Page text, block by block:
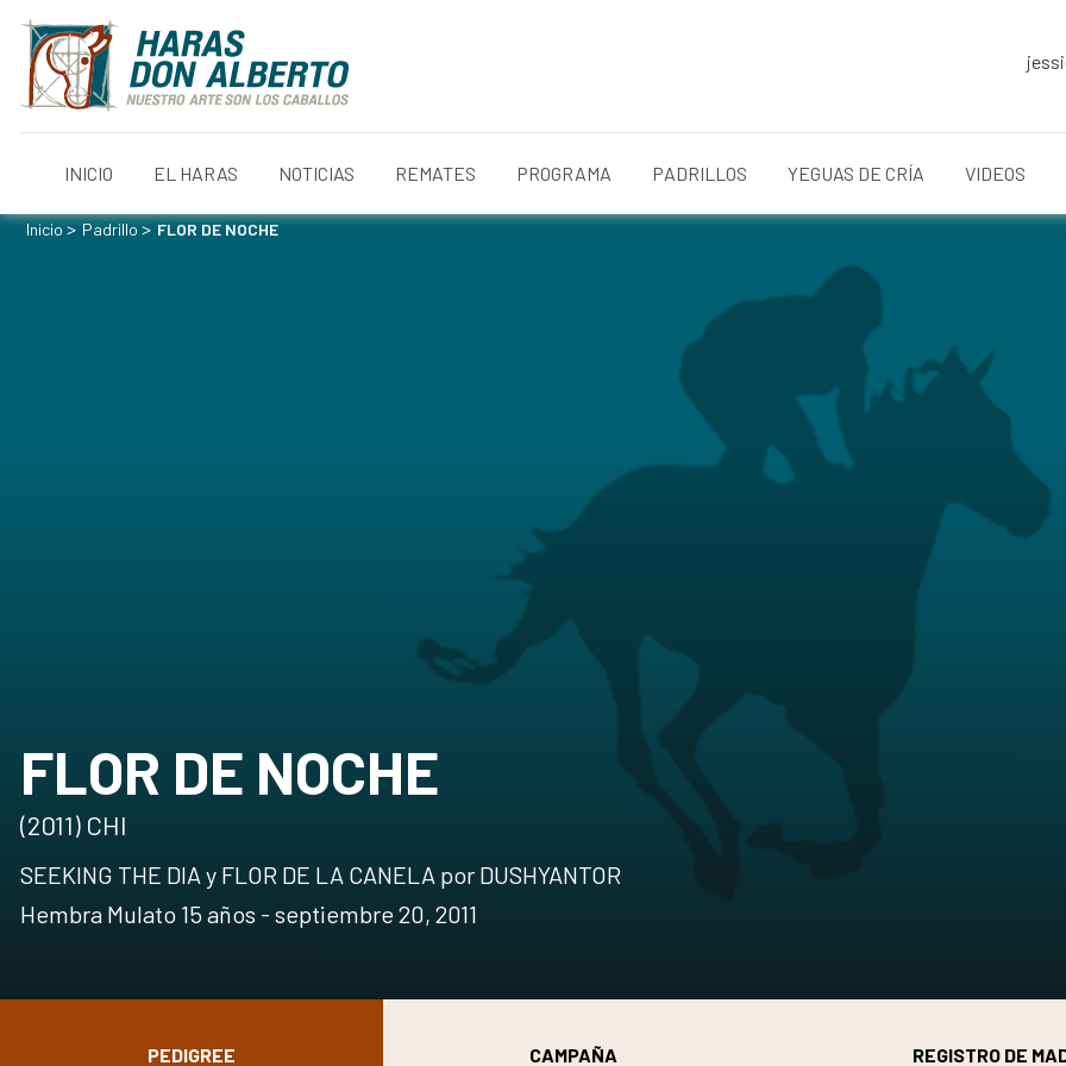
INICIO EL HARAS NOTICIAS REMATES PROGRAMA PADRILLOS YEGUAS DE CRÍA VIDEOS
Inicio> Padrillo> FLOR DE NOCHE
FLOR DE NOCHE
(2011) CHI
SEEKING THE DIA y FLOR DE LA CANELA por DUSHYANTOR
Hembra Mulato 15 años - septiembre 20, 2011
PEDIGREE CAMPAÑA REGISTRO DE